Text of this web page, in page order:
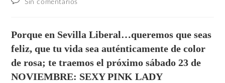
Sin comentarios
Porque en Sevilla Liberal…queremos que seas
feliz, que tu vida sea auténticamente de color
de rosa; te traemos el próximo sábado 23 de
NOVIEMBRE: SEXY PINK LADY